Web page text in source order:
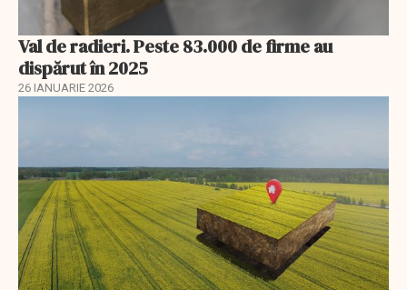
Val de radieri. Peste 83.000 de firme au
dispărut în 2025
26 IANUARIE 2026